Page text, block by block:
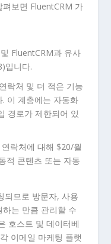
보면 FluentCRM 가
FluentCRM과 유사
입니다.
락처 및 더 적은 기능
이 계층에는 자동화
경로가 제한되어 있
락처에 대해 $20/월
적 콘텐츠 또는 자동
되므로 방문자, 사용
는 만큼 관리할 수
호스트 및 데이터베
이메일 마케팅 플랫